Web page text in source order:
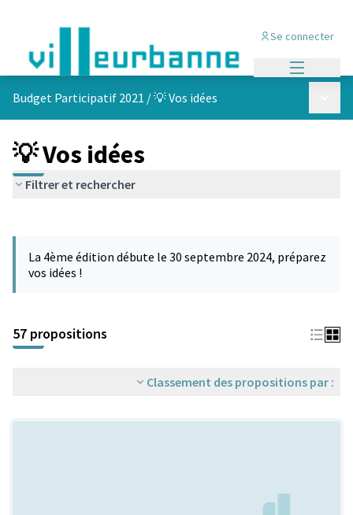
Se connecter
Budget Participatif 2021 /💡 Vos idées
💡 Vos idées
Filtrer et rechercher
La 4ème édition débute le 30 septembre 2024, préparez
vos idées !
57 propositions
Classement des propositions par :